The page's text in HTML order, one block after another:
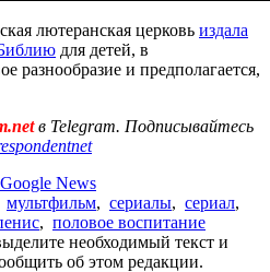
лютеранская церковь издала
для детей, в
разнообразие и предполагается,
в Telegram. Подписывайтесь
News
мультфильм, сериалы, сериал,
, половое воспитание
необходимый текст и
об этом редакции.